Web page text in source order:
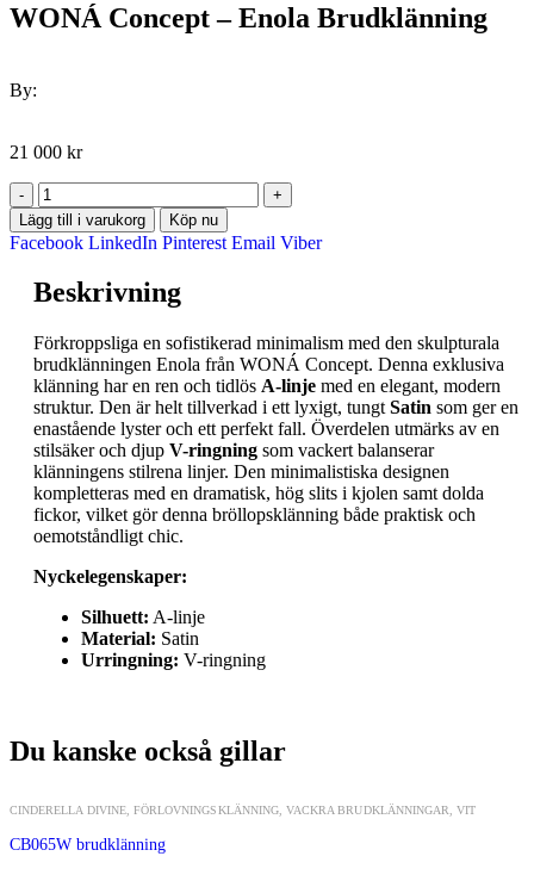
WONÁ Concept – Enola Brudklänning
By:
21 000 kr
-
+
Lägg till i varukorg
Köp nu
Facebook LinkedIn Pinterest Email Viber
Beskrivning
Förkroppsliga en sofistikerad minimalism med den skulpturala
brudklänningen Enola från WONÁ Concept. Denna exklusiva
klänning har en ren och tidlös A-linje med en elegant, modern
struktur. Den är helt tillverkad i ett lyxigt, tungt Satin som ger en
enastående lyster och ett perfekt fall. Överdelen utmärks av en
stilsäker och djup V-ringning som vackert balanserar
klänningens stilrena linjer. Den minimalistiska designen
kompletteras med en dramatisk, hög slits i kjolen samt dolda
fickor, vilket gör denna bröllopsklänning både praktisk och
oemotståndligt chic.
Nyckelegenskaper:
Silhuett: A-linje
Material: Satin
Urringning: V-ringning
Du kanske också gillar
VÄLJ ALTERNATIV
CINDERELLA DIVINE, FÖRLOVNINGSKLÄNNING,VACKRA BRUDKLÄNNINGAR,VIT
CB065W brudklänning